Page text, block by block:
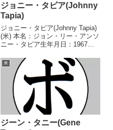
ジョニー・タピア(Johnny
Tapia)
ジョニー・タピア(Johnny Tapia)
(米) 本名：ジョン・リー・アンソ
ニー・タピア生年月日：1967年2
(30KO)5敗2分 【獲得タイトル】
1983年ナショナルゴールデング
ローブライトフライ級優勝...
米
ジーン・タニー(Gene